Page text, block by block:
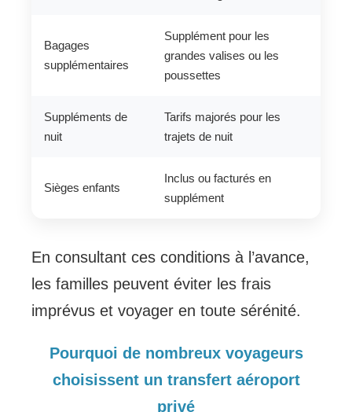
Bagages
supplémentaires
Supplément pour les
grandes valises ou les
poussettes
Suppléments de
nuit
Tarifs majorés pour les
trajets de nuit
Sièges enfants
Inclus ou facturés en
supplément
En consultant ces conditions à l’avance,
les familles peuvent éviter les frais
imprévus et voyager en toute sérénité.
Pourquoi de nombreux voyageurs
choisissent un transfert aéroport
privé